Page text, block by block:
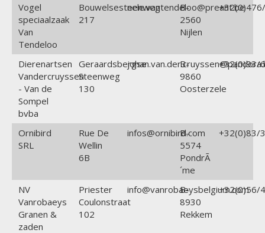
Vogel
speciaalzaak
Van
Tendeloo
Bouwelsesteenweg
217
nele.vantendeloo@preant.be
B-
2560
Nijlen
Dierenartsen
Vandercruyssen
- Van de
Sompel
bvba
Geraardsbergse
Steenweg
130
B-
9860
Oosterzele
+32(0)93/
Ornibird
SRL
Rue De
Wellin
6B
infos@ornibird.com
B-
5574
PondrÃ
´me
+32(0)83/
NV
Vanrobaeys
Granen &
zaden
Priester
Coulonstraat
102
info@vanrobaeysbelgium.com
B-
8930
Rekkem
+32(0)56/